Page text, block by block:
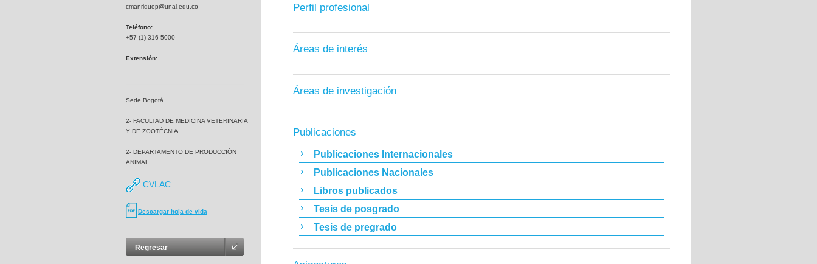
cmanriquep@unal.edu.co
Teléfono:
+57 (1) 316 5000
Extensión:
---
Sede Bogotá
2- FACULTAD DE MEDICINA VETERINARIA
Y DE ZOOTÉCNIA
2- DEPARTAMENTO DE PRODUCCIÓN
ANIMAL
CVLAC
Descargar hoja de vida
Regresar
Perfil profesional
Áreas de interés
Áreas de investigación
Publicaciones
Publicaciones Internacionales
Publicaciones Nacionales
Libros publicados
Tesis de posgrado
Tesis de pregrado